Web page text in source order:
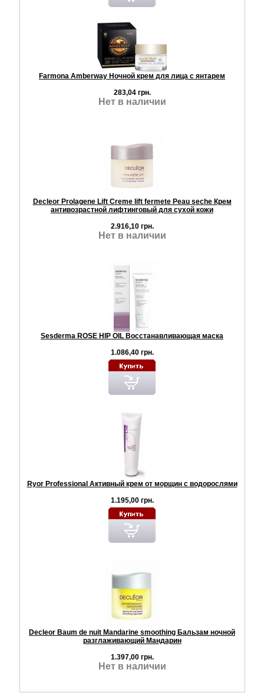
Farmona Amberway Ночной крем для лица с янтарем
283,04 грн.
Нет в наличии
Decleor Prolagene Lift Creme lift fermete Peau seche Крем
антивозрастной лифтинговый для сухой кожи
2.916,10 грн.
Нет в наличии
Sesderma ROSE HIP OIL Восстанавливающая маска
1.086,40 грн.
Ryor Professional Активный крем от морщин с водорослями
1.195,00 грн.
Decleor Baum de nuit Mandarine smoothing Бальзам ночной
разглаживающий Мандарин
1.397,00 грн.
Нет в наличии